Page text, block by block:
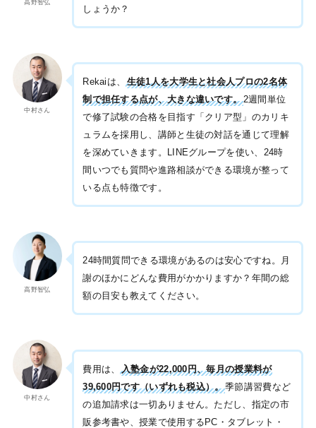
高野智弘
しょうか？
中村さん
Rekaiは、 生徒1人を大学生と社会人プロの2名体
制で担任する点が、大きな違いです。2週間単位
で修了試験の合格を目指す「クリア型」のカリキ
ュラムを採用し、講師と生徒の対話を通じて理解
を深めていきます。LINEグループを使い、24時
間いつでも質問や進路相談ができる環境が整って
いる点も特徴です。
高野智弘
24時間質問できる環境があるのは安心ですね。月
謝のほかにどんな費用がかかりますか？年間の総
額の目安も教えてください。
中村さん
費用は、
入塾金が22,000円、毎月の授業料が
39,600円です（いずれも税込）。季節講習費など
の追加請求は一切ありません。ただし、指定の市
販参考書や、授業で使用するPC・タブレット・